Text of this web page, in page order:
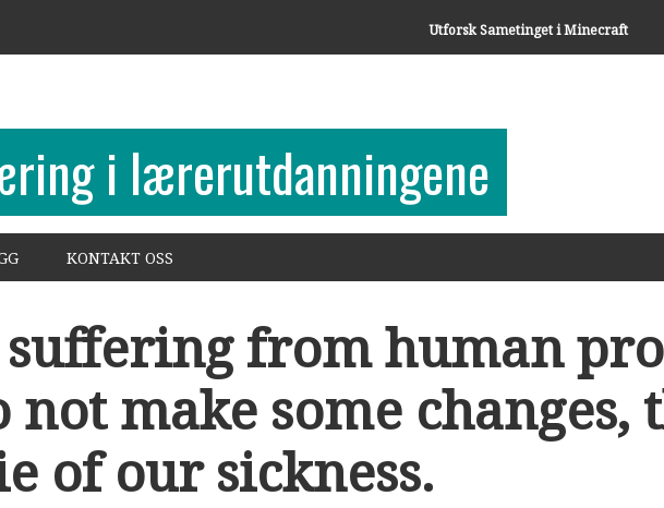
Utforsk Sametinget i Minecraft
i lærerutdanningene
KONTAKT OSS
from human
make some changes,
of our sickness.